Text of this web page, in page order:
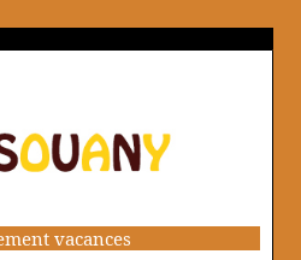
vacances